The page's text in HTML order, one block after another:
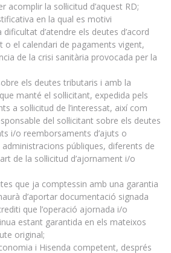
acomplir la sol·licitud d’aquest RD;
en la qual es motivi
d’atendre els deutes d’acord
o el calendari de pagaments vigent,
de la crisi sanitària provocada per la
els deutes tributaris i amb la
manté el sol·licitant, expedida pels
a sol·licitud de l’interessat, així com
del sol·licitant sobre els deutes
i/o reemborsaments d’ajuts o
públiques, diferents de
de la sol·licitud d’ajornament i/o
que ja comptessin amb una garantia
d’aportar documentació signada
que l’operació ajornada i/o
estant garantida en els mateixos
original;
i Hisenda competent, després